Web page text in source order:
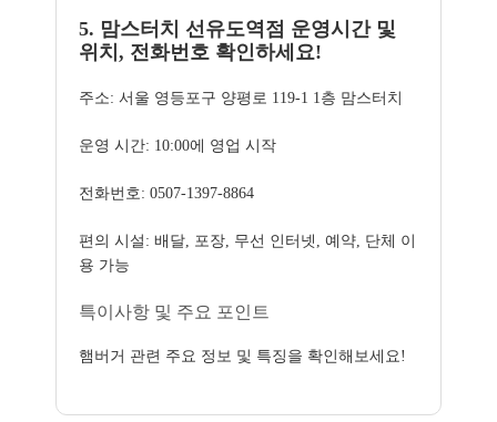
5. 맘스터치 선유도역점 운영시간 및
위치, 전화번호 확인하세요!
주소: 서울 영등포구 양평로 119-1 1층 맘스터치
운영 시간: 10:00에 영업 시작
전화번호: 0507-1397-8864
편의 시설: 배달, 포장, 무선 인터넷, 예약, 단체 이
용 가능
특이사항 및 주요 포인트
햄버거 관련 주요 정보 및 특징을 확인해보세요!